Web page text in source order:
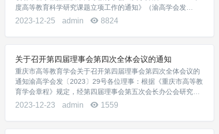
i
t
i
o
度高等教育科学研究课题立项工作的通知》（渝高学会发
〔2023〕15号）的要求，经学校推荐申报，专家线上线下评审
2023-12-25 admin 8824
关于召开第四届理事会第四次全体会议的通知
重庆市高等教育学会关于召开第四届理事会第四次全体会议的
通知渝高学会发〔2023〕29号各位理事：根据《重庆市高等教
育学会章程》规定，经第四届理事会第五次会长办公会研究，
决定于2024年1月6日召开重庆市高等教育学会第四届理事会第
2023-12-23 admin 1559